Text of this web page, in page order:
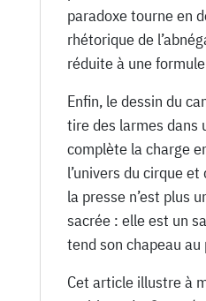
paradoxe tourne en
rhétorique de
réduite à une
Enfin, le dessin du
tire des larmes dans
complète la charge
l’univers du cirque
la presse n’est plus
sacrée : elle est un
tend son chapeau au
Cet article illustre à